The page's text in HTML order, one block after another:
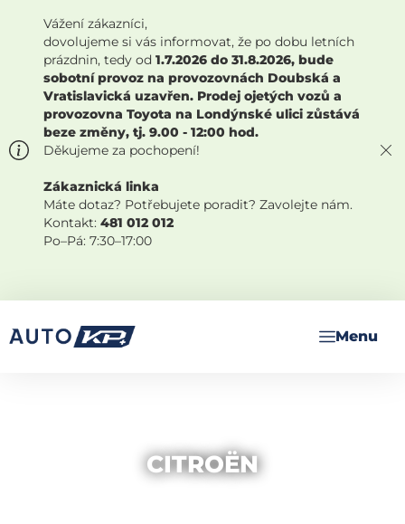
Vážení zákazníci,
dovolujeme si vás informovat, že po dobu letních
prázdnin, tedy od 1.7.2026 do 31.8.2026, bude
sobotní provoz na provozovnách Doubská a
Vratislavická uzavřen. Prodej ojetých vozů a
provozovna Toyota na Londýnské ulici zůstává
beze změny, tj. 9.00 - 12:00 hod.
Děkujeme za pochopení!
Zákaznická linka
Máte dotaz? Potřebujete poradit? Zavolejte nám.
Kontakt: 481 012 012
Po–Pá: 7:30–17:00
CITROËN